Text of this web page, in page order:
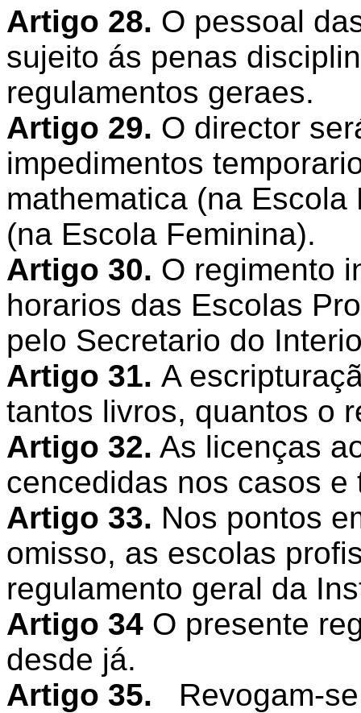
Artigo 28. O pessoal
sujeito ás penas
regulamentos geraes.
Artigo 29. O director
impedimentos
mathematica (na
(na Escola Feminina).
Artigo 30. O regimento
horarios das Escolas
pelo Secretario do
Artigo 31. A
tantos livros, quantos o
Artigo 32. As licenças
cencedidas nos casos
Artigo 33. Nos pontos
omisso, as escolas
regulamento geral da
Artigo 34 O presente
desde já.
Artigo 35. Revogam-